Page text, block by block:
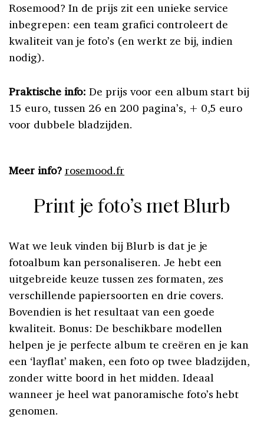
Rosemood? In de prijs zit een unieke service
inbegrepen: een team grafici controleert de
kwaliteit van je foto’s (en werkt ze bij, indien
nodig).
Praktische info: De prijs voor een album start bij
15 euro, tussen 26 en 200 pagina’s, + 0,5 euro
voor dubbele bladzijden.
Meer info? rosemood.fr
Print je foto’s met Blurb
Wat we leuk vinden bij Blurb is dat je je
fotoalbum kan personaliseren. Je hebt een
uitgebreide keuze tussen zes formaten, zes
verschillende papiersoorten en drie covers.
Bovendien is het resultaat van een goede
kwaliteit. Bonus: De beschikbare modellen
helpen je je perfecte album te creëren en je kan
een ‘layflat’ maken, een foto op twee bladzijden,
zonder witte boord in het midden. Ideaal
wanneer je heel wat panoramische foto’s hebt
genomen.